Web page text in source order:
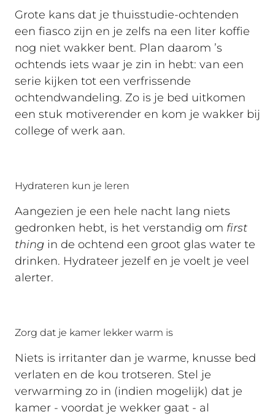
Grote kans dat je thuisstudie-ochtenden
een fiasco zijn en je zelfs na een liter koffie
nog niet wakker bent. Plan daarom ’s
ochtends iets waar je zin in hebt: van een
serie kijken tot een verfrissende
ochtendwandeling. Zo is je bed uitkomen
een stuk motiverender en kom je wakker bij
college of werk aan.
Hydrateren kun je leren
Aangezien je een hele nacht lang niets
gedronken hebt, is het verstandig om first
thing in de ochtend een groot glas water te
drinken. Hydrateer jezelf en je voelt je veel
alerter.
Zorg dat je kamer lekker warm is
Niets is irritanter dan je warme, knusse bed
verlaten en de kou trotseren. Stel je
verwarming zo in (indien mogelijk) dat je
kamer - voordat je wekker gaat - al